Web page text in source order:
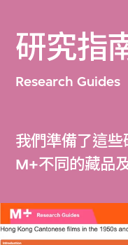
研究指
Research Guides
我們準備了這
M+不同的藏品